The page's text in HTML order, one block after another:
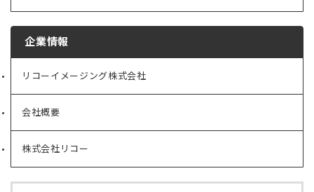
企業情報
リコーイメージング株式会社
（新
タ
ブ
で
開
く）
会社概要
（新
タ
ブ
で
株式会社リコー
（新